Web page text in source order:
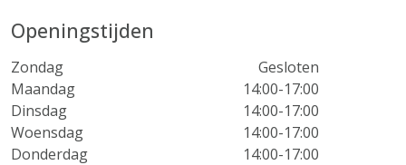
Openingstijden
Zondag
Gesloten
Maandag
14:00-17:00
Dinsdag
14:00-17:00
Woensdag
14:00-17:00
Donderdag
14:00-17:00